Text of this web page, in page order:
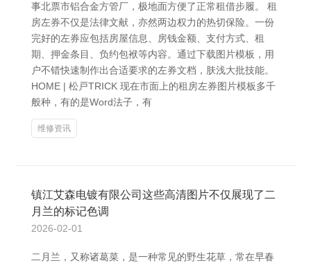
事北票市铝合金方管厂，极地面方便了正常租借步履。 租
房左券不仅是法律文献，亦然两边权力的热切保险。一份
完好的左券应包括房屋信息、房钱金额、支付方式、租
期、押金条目、负约包袱等内容。通过下载图片模板，用
户不错快速制作出合适要求的左券文档，肤浅大批技能。
HOME | 松戸TRICK 现在市面上的租房左券图片模板多千
般种，有的是Word法子，有
维修资讯
镇江艾森电镀有限公司这些高清图片不仅展现了二
月兰的标记色调
2026-02-01
二月兰，又称诸葛菜，是一种常见的野生花草，常在早春